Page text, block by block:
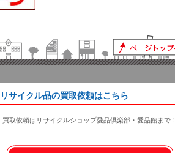
リサイクル品の買取依頼はこちら
買取依頼はリサイクルショップ愛品倶楽部・愛品館まで！